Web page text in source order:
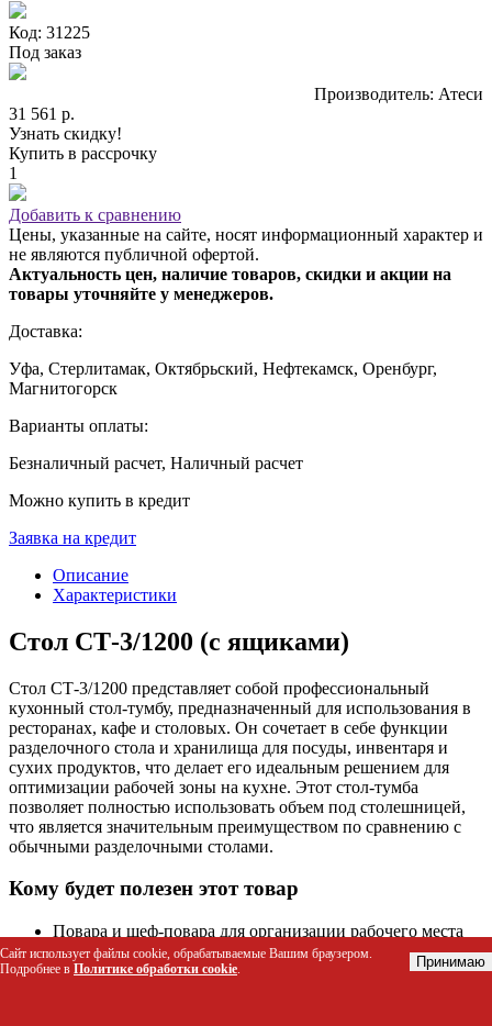
Код: 31225
Под заказ
Производитель: Атеси
31 561 р.
Узнать скидку!
Купить в рассрочку
1
Добавить к сравнению
Цены, указанные на сайте, носят информационный характер и
не являются публичной офертой.
Актуальность цен, наличие товаров, скидки и акции на
товары уточняйте у менеджеров.
Доставка:
Уфа, Стерлитамак, Октябрьский, Нефтекамск, Оренбург,
Магнитогорск
Варианты оплаты:
Безналичный расчет, Наличный расчет
Можно купить в кредит
Заявка на кредит
Описание
Характеристики
Стол СТ-3/1200 (с ящиками)
Стол СТ-3/1200 представляет собой профессиональный
кухонный стол-тумбу, предназначенный для использования в
ресторанах, кафе и столовых. Он сочетает в себе функции
разделочного стола и хранилища для посуды, инвентаря и
сухих продуктов, что делает его идеальным решением для
оптимизации рабочей зоны на кухне. Этот стол-тумба
позволяет полностью использовать объем под столешницей,
что является значительным преимуществом по сравнению с
обычными разделочными столами.
Кому будет полезен этот товар
Повара и шеф-повара для организации рабочего места
на кухне
Рестораны и кафе для оптимизации кухонного
Сайт использует файлы cookie, обрабатываемые Вашим браузером.
Подробнее в Политике обработки cookie. Принимаю